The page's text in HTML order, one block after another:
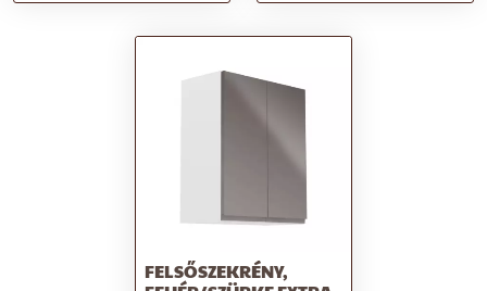
jobbos, AURORA G601F
balos, AURORA G601F
FELSŐSZEKRÉNY,